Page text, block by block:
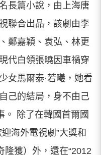
長篇小說，由上海唐
聯合出品，該劇由李
鄭嘉穎、袁弘、林更
代白領張曉因車禍穿
女馬爾泰·若曦，她看
己的結局，身不由己
。 除了在韓國首爾國
海外電視劇”大獎和
隆獲）外，還在“2012